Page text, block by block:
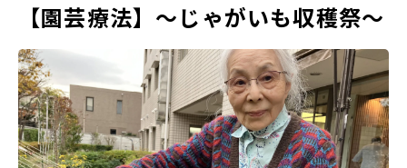
【園芸療法】～じゃがいも収穫祭～